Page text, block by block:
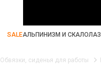
SALEАЛЬПИНИЗМ И
Обвязки, сиденья для работы